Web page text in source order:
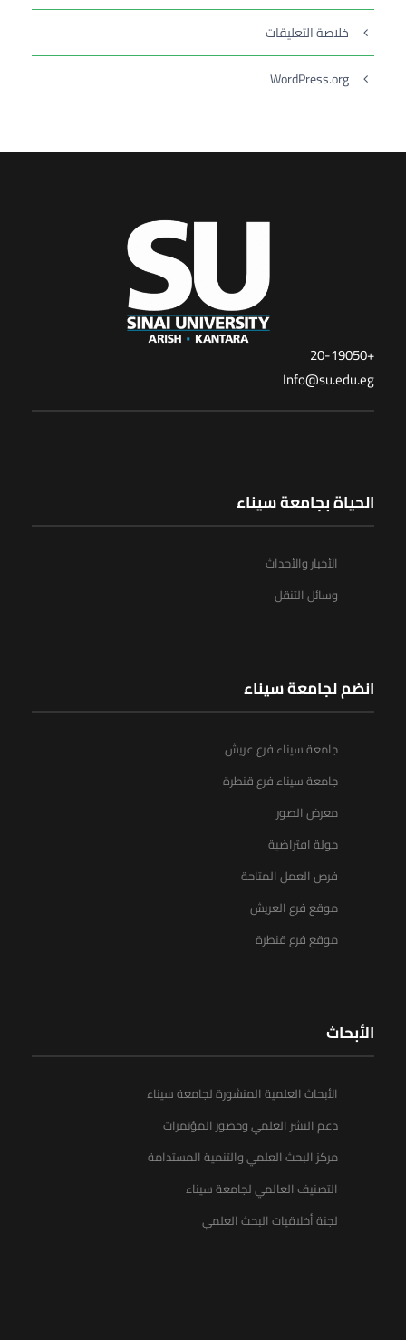
خلاصة التعليقات
WordPress.org
+20-19050
Info@su.edu.eg
الحياة بجامعة سيناء
الأخبار والأحداث
وسائل التنقل
انضم لجامعة سيناء
جامعة سيناء فرع عريش
جامعة سيناء فرع قنطرة
معرض الصور
جولة افتراضية
فرص العمل المتاحة
موقع فرع العريش
موقع فرع قنطرة
الأبحاث
الأبحاث العلمية المنشورة لجامعة سيناء
دعم النشر العلمي وحضور المؤتمرات
مركز البحث العلمي والتنمية المستدامة
التصنيف العالمي لجامعة سيناء
لجنة أخلاقيات البحث العلمي